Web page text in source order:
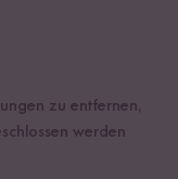
zu entfernen,
werden